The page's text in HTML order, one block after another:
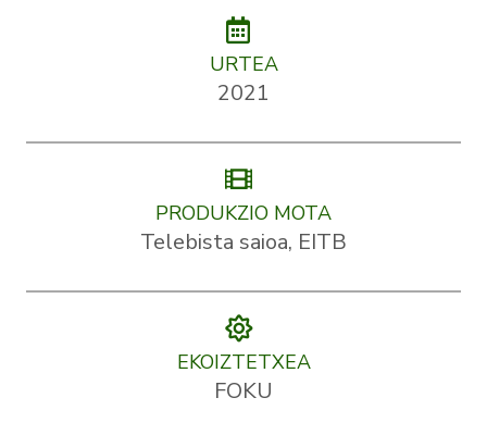
URTEA
2021
PRODUKZIO MOTA
Telebista saioa, EITB
EKOIZTETXEA
FOKU